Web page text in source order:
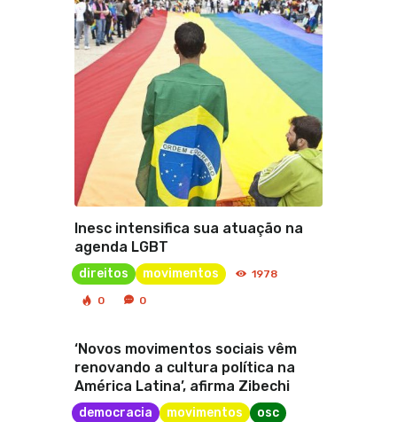
Inesc intensifica sua atuação na
agenda LGBT
direitos movimentos 1978
0 0
‘Novos movimentos sociais vêm
renovando a cultura política na
América Latina’, afirma Zibechi
democracia movimentos osc